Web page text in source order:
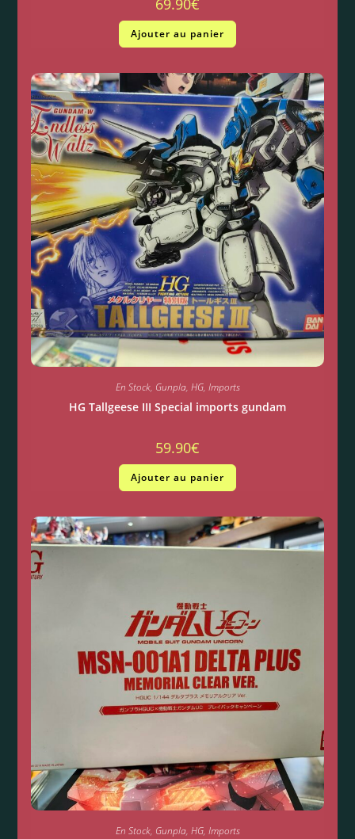
Ajouter au panier
En Stock, Gunpla, HG, Imports
HG Tallgeese III Special imports gundam
59.90€
Ajouter au panier
En Stock, Gunpla, HG, Imports